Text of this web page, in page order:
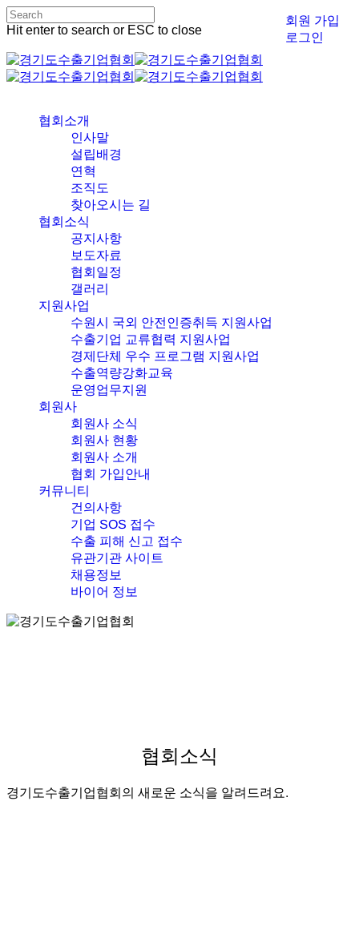
Skip
to
content
Hit enter to search or ESC to close
Search
협회소개
인사말
설립배경
연혁
조직도
찾아오시는 길
협회소식
공지사항
보도자료
협회일정
갤러리
지원사업
수원시 국외 안전인증취득 지원사업
수출기업 교류협력 지원사업
경제단체 우수 프로그램 지원사업
수출역량강화교육
운영업무지원
회원사
회원사 소식
회원사 현황
회원사 소개
협회 가입안내
커뮤니티
건의사항
기업 SOS 접수
수출 피해 신고 접수
유관기관 사이트
채용정보
바이어 정보
회원 가입
로그인
협회소식
경기도수출기업협회의 새로운 소식을 알려드려요.